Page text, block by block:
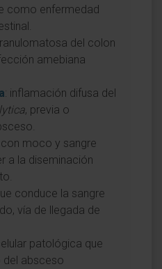
como enfermedad
del colon
amebiana
: inflamación difusa del
, previa o
con moco y sangre
a la diseminación
conduce la sangre
vía de llegada de
patológica que
del absceso